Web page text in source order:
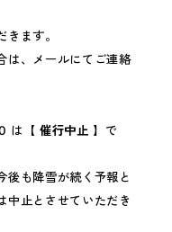
ます。
は、メールにてご連絡
は【催行中止 】で
後も降雪が続く予報と
中止とさせていただき